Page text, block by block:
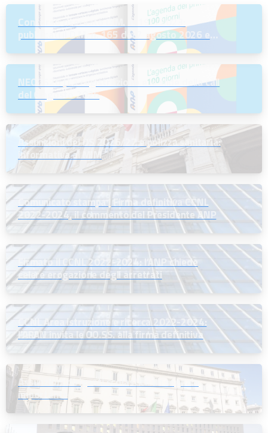
Concorso riservato D.M. n. 197/2023:
pubblicati il D.M. n. 165 del 7 agosto 2026 e
l’Avviso per la scelta della regione
NEODS26 | La registrazione e le slide della call
del 6 agosto 2026
Assunzioni dei DS 2026/27 e polizza sanitaria:
informativa al MIM
Comunicato stampa | Firma definitiva CCNL
2022-2024, il commento del Presidente ANP
Firmato il CCNL 2022-2024: l’ANP chiede
celere erogazione degli arretrati
CCNL Area istruzione e ricerca 2022-2024:
l’ARAN invita le OO.SS. alla firma definitiva
Assunzioni dirigenti scolastici: un segnale
importante